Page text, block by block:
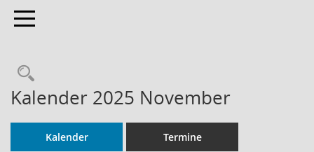
Toggle navigation
Rechercheauswahl
Kalender 2025 November
Kalender Termine